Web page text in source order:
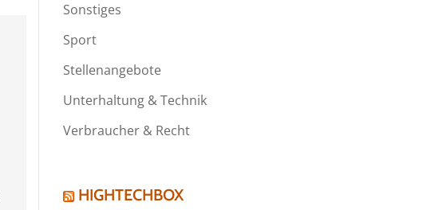
Sonstiges
Sport
Stellenangebote
Unterhaltung & Technik
Verbraucher & Recht
HIGHTECHBOX